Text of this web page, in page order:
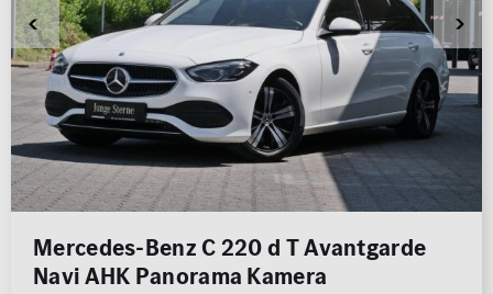
Mercedes-Benz C 220 d T Avantgarde
Navi AHK Panorama Kamera